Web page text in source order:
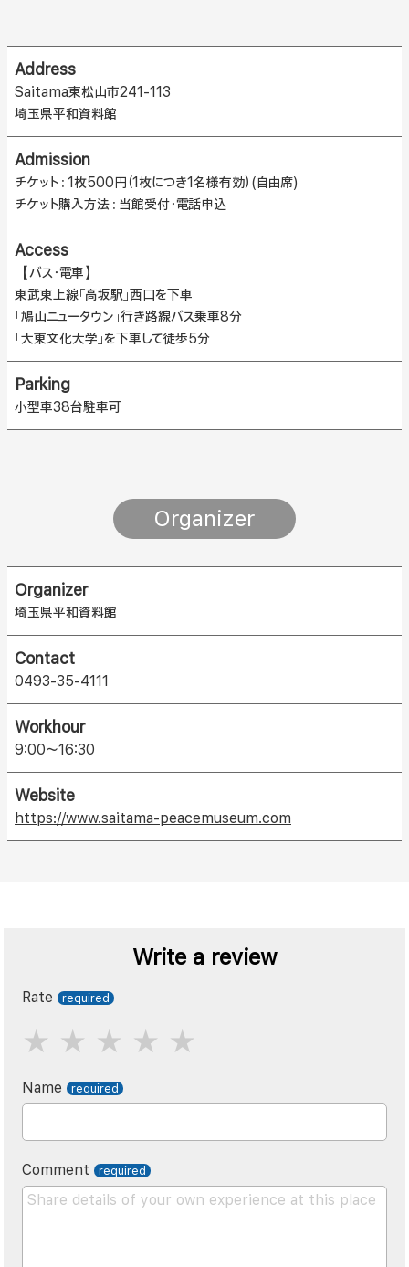
Address
Saitama東松山市241-113
埼玉県平和資料館
Admission
チケット：1枚500円（1枚につき1名様有効）(自由席)
チケット購入方法：当館受付・電話申込
Access
【バス・電車】
東武東上線「高坂駅」西口を下車
「鳩山ニュータウン」行き路線バス乗車8分
「大東文化大学」を下車して徒歩5分
Parking
小型車38台駐車可
Organizer
Organizer
埼玉県平和資料館
Contact
0493-35-4111
Workhour
9:00～16:30
Website
https://www.saitama-peacemuseum.com
Write a review
Rate
Name
Comment